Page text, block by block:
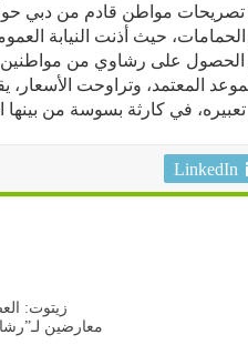
وبعد تصريحات مواطن قادم من دبي
حيث أذنت النيابة
على رشاوي من مواطنين
المعتمد، وتراوحت الأسعار،
LinkedIn
زيتوت:
معارضين